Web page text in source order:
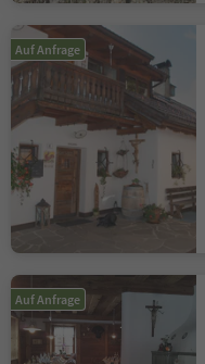
Auf Anfrage
Auf Anfrage